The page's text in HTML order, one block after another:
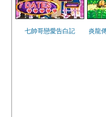
七帥哥戀愛告白記 炎龍